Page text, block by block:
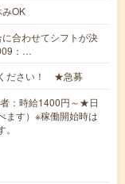
OK
合わせてシフトが決
：…
ください！ ★急募
：時給1400円～★日
ます）※稼働開始時は